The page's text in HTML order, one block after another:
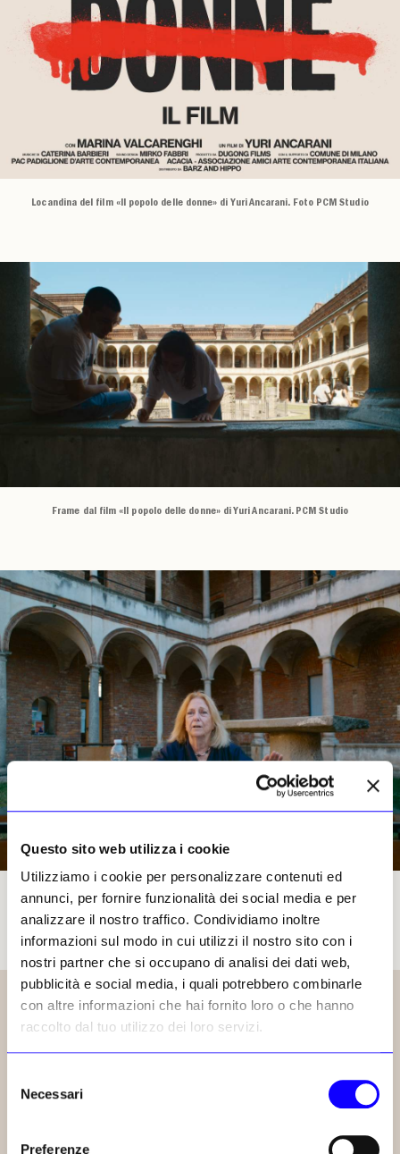
Questo sito web utilizza i cookie
Utilizziamo i cookie per personalizzare contenuti ed
annunci, per fornire funzionalità dei social media e per
analizzare il nostro traffico. Condividiamo inoltre
informazioni sul modo in cui utilizzi il nostro sito con i
nostri partner che si occupano di analisi dei dati web,
pubblicità e social media, i quali potrebbero combinarle
con altre informazioni che hai fornito loro o che hanno
raccolto dal tuo utilizzo dei loro servizi.
delNecessari
Preferenze
Locandina del film «Il popolo delle donne» di Yuri Ancarani. Foto PCM Studio
Frame dal film «Il popolo delle donne» di Yuri Ancarani. PCM Studio
La psicoanalista e psicoterapeuta Marina Valcarenghi in un frame dal film «Il popolo